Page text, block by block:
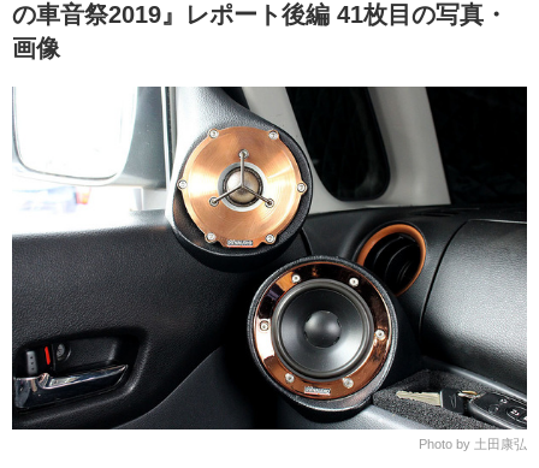
カーオーディオニュース デモカー製作記
カスタマイズニュース
カーグッズ特集記事 カーグッズ新製品情報
自動車
スクープ
の車音祭2019』レポート後編 41枚目の写真・
画像
Photo by 土田康弘